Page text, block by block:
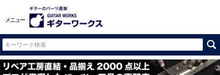
メニュー